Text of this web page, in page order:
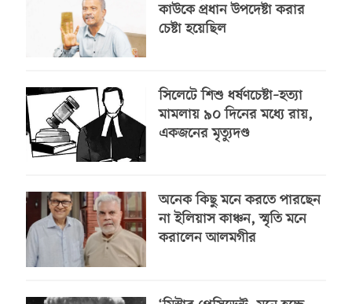
কাউকে প্রধান উপদেষ্টা করার
চেষ্টা হয়েছিল
সিলেটে শিশু ধর্ষণচেষ্টা–হত্যা
মামলায় ৯০ দিনের মধ্যে রায়,
একজনের মৃত্যুদণ্ড
অনেক কিছু মনে করতে পারছেন
না ইলিয়াস কাঞ্চন, স্মৃতি মনে
করালেন আলমগীর